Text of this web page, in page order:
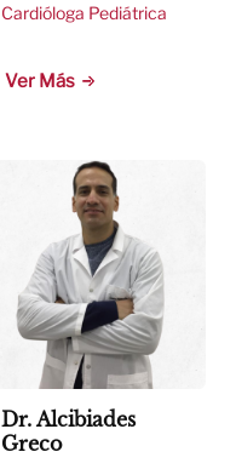
Cardióloga Pediátrica
Ver Más
Dr. Alcibiades
Greco